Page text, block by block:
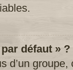
par défaut » ?
d’un